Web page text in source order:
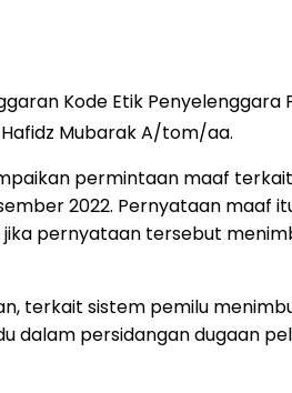
Kode Etik
Mubarak A/tom/aa.
permintaan maaf
2022. Pernyataan
pernyataan tersebut
sistem pemilu
persidangan dugaan